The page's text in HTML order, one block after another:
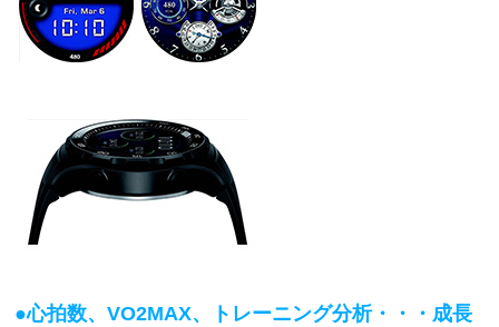
●心拍数、VO2MAX、トレーニング分析・・・成長